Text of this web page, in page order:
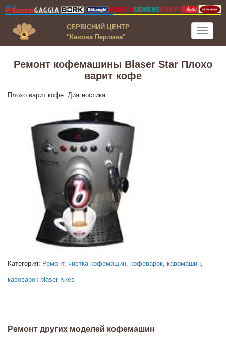
Toggle
СЕРВІСНИЙ ЦЕНТР
"Кавова Перлина"
Ремонт кофемашины Blaser Star Плохо
варит кофе
Плохо варит кофе. Диагностика.
Категория: Ремонт, чистка кофемашин, кофеварок, кавомашин,
кавоварок blaser Киев
Ремонт других моделей кофемашин